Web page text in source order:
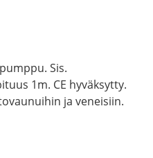
Sis.
1m. CE hyväksytty.
ja veneisiin.